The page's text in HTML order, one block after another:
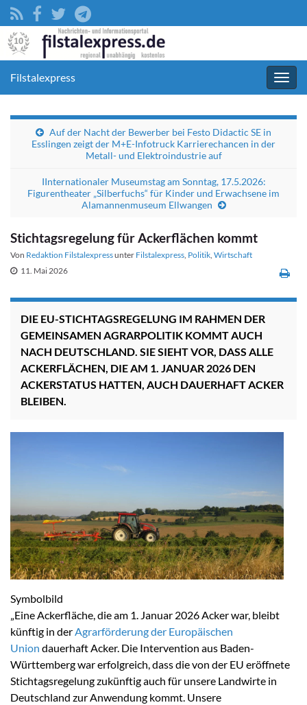
Filstalexpress
Auf der Nacht der Bewerber bei Festo Didactic SE in
Esslingen zeigt der M+E-Infotruck Karrierechancen in der
Metall- und Elektroindustrie auf
IInternationaler Museumstag am Sonntag, 17.5.2026:
Figurentheater „Silberfuchs“ für Kinder und Erwachsene im
Alamannenmuseum Ellwangen
Stichtagsregelung für Ackerflächen kommt
Von Redaktion Filstalexpressunter Filstalexpress, Politik, Wirtschaft
11. Mai 2026
DIE EU-STICHTAGSREGELUNG IM RAHMEN DER
GEMEINSAMEN AGRARPOLITIK KOMMT AUCH
NACH DEUTSCHLAND. SIE SIEHT VOR, DASS ALLE
ACKERFLÄCHEN, DIE AM 1. JANUAR 2026 DEN
ACKERSTATUS HATTEN, AUCH DAUERHAFT ACKER
BLEIBEN.
Symbolbild
„Eine Ackerfläche, die am 1. Januar 2026 Acker war, bleibt
künftig in derAgrarförderung der Europäischen
Union dauerhaft Acker. Die Intervention aus Baden-
Württemberg war erfolgreich, dass die von der EU eröffnete
Stichtagsregelung zukünftig auch für unsere Landwirte in
Deutschland zur Anwendung kommt. Unsere